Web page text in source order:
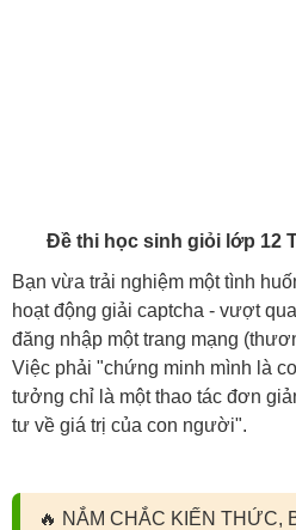
Đề thi học sinh giỏi lớp 12
Bạn vừa trải nghiệm một tình
hoạt động giải captcha - vượt
đăng nhập một trang mạng
Việc phải "chứng minh mình là
tưởng chỉ là một thao tác đơn
tư về giá trị của con người".
🔥 NẮM CHẮC KIẾN THỨC,